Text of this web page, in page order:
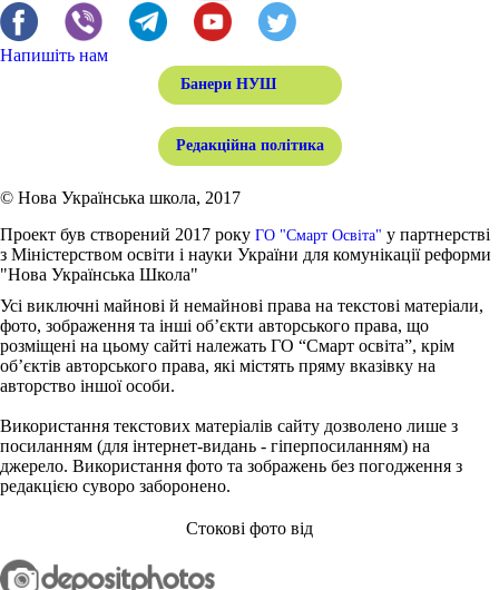
Напишіть нам
Банери НУШ
Редакційна політика
© Нова Українська школа, 2017
Проект був створений 2017 року ГО "Смарт Освіта" у партнерстві
з Міністерством освіти і науки України для комунікації реформи
"Нова Українська Школа"
Усі виключні майнові й немайнові права на текстові матеріали,
фото, зображення та інші об’єкти авторського права, що
розміщені на цьому сайті належать ГО “Смарт освіта”, крім
об’єктів авторського права, які містять пряму вказівку на
авторство іншої особи.
Використання текстових матеріалів сайту дозволено лише з
посиланням (для інтернет-видань - гіперпосиланням) на
джерело. Використання фото та зображень без погодження з
редакцією суворо заборонено.
Стокові фото від